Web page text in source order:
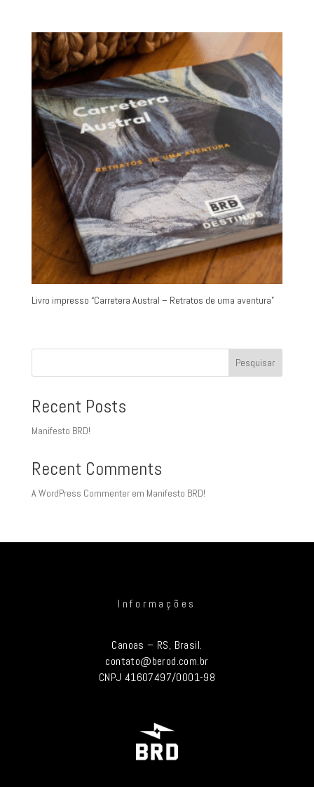
Livro impresso “Carretera Austral – Retratos de uma aventura”
Pesquisar
Recent Posts
Manifesto BRD!
Recent Comments
A WordPress Commenterem Manifesto BRD!
Informações
Canoas – RS, Brasil.
contato@berod.com.br
CNPJ 41607497/0001-98